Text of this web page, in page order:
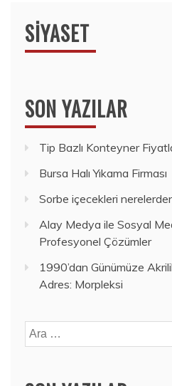
SIYASET
SON YAZILAR
Tip Bazlı Konteyner
Bursa Halı Yıkama Firması
Sorbe içecekleri nerelerden
Alay Medya ile Sosyal
Profesyonel Çözümler
1990’dan Günümüze
Adres: Morpleksi
Arama: